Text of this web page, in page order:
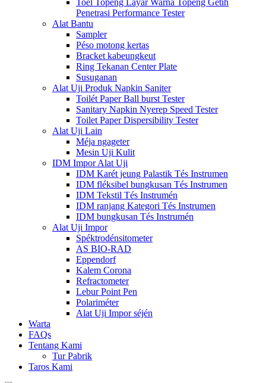
Toél Topeng Layar Warna Topeng Getih
Penetrasi Performance Tester
Alat Bantu
Sampler
Péso motong kertas
Bracket kabeungkeut
Ring Tekanan Center Plate
Susuganan
Alat Uji Produk Napkin Saniter
Toilét Paper Ball burst Tester
Sanitary Napkin Nyerep Speed ​​Tester
Toilet Paper Dispersibility Tester
Alat Uji Lain
Méja ngageter
Mesin Uji Kulit
IDM Impor Alat Uji
IDM Karét jeung Palastik Tés Instrumen
IDM fléksibel bungkusan Tés Instrumen
IDM Tekstil Tés Instrumén
IDM ranjang Kategori Tés Instrumen
IDM bungkusan Tés Instrumén
Alat Uji Impor
Spéktrodénsitometer
AS BIO-RAD
Eppendorf
Kalem Corona
Refractometer
Lebur Point Pen
Polariméter
Alat Uji Impor séjén
Warta
FAQs
Tentang Kami
Tur Pabrik
Taros Kami